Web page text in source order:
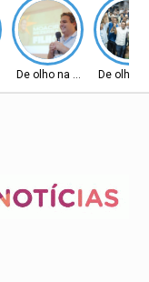
De olho na AlepeDe olho